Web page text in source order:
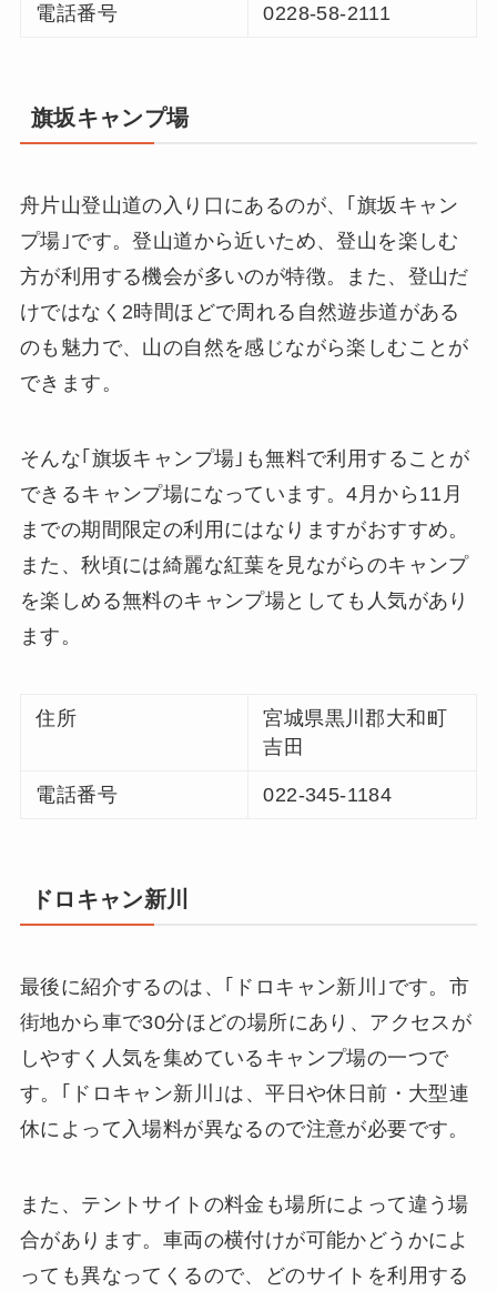
電話番号 0228-58-2111
旗坂キャンプ場
舟片山登山道の入り口にあるのが、｢旗坂キャン
プ場｣です。登山道から近いため、登山を楽しむ
方が利用する機会が多いのが特徴。また、登山だ
けではなく2時間ほどで周れる自然遊歩道がある
のも魅力で、山の自然を感じながら楽しむことが
できます。
そんな｢旗坂キャンプ場｣も無料で利用することが
できるキャンプ場になっています。4月から11月
までの期間限定の利用にはなりますがおすすめ。
また、秋頃には綺麗な紅葉を見ながらのキャンプ
を楽しめる無料のキャンプ場としても人気があり
ます。
住所
宮城県黒川郡大和町
吉田
電話番号 022-345-1184
ドロキャン新川
最後に紹介するのは、｢ドロキャン新川｣です。市
街地から車で30分ほどの場所にあり、アクセスが
しやすく人気を集めているキャンプ場の一つで
す。｢ドロキャン新川｣は、平日や休日前・大型連
休によって入場料が異なるので注意が必要です。
また、テントサイトの料金も場所によって違う場
合があります。車両の横付けが可能かどうかによ
っても異なってくるので、どのサイトを利用する